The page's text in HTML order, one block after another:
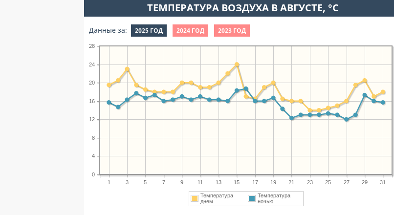
ТЕМПЕРАТУРА ВОЗДУХА В АВГУСТЕ, °C
Данные за: 2025 ГОД 2024 ГОД 2023 ГОД
1 3 5 7 9 11 13 15 17 19 21 23 25 27 29 31
0
4
8
12
16
20
24
28
Температура
днем
Температура
ночью